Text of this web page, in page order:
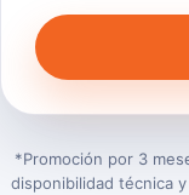
*Promoción por 3
disponibilidad técnica